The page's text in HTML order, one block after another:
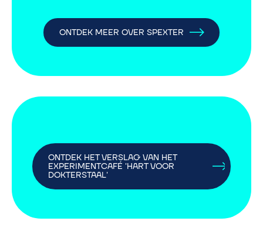
ONTDEK MEER OVER SPEXTER
ONTDEK HET VERSLAG VAN HET
EXPERIMENTCAFÉ 'HART VOOR
DOKTERSTAAL'